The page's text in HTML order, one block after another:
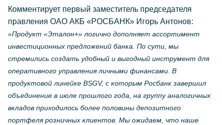
Комментирует первый заместитель председателя
правления ОАО АКБ «РОСБАНК» Игорь Антонов:
«Продукт «Эталон+» логично дополняет ассортимент
инвестиционных предложений банка. По сути, мы
стремились создать удобный и выгодный инструмент для
оперативного управления личными финансами. В
продуктовой линейке BSGV, с которым Росбанк завершил
объединение в июле прошлого года, на группу аналогичных
вкладов приходилось более половины депозитного
портфеля розничных клиентов. Мы ожидаем, что наше